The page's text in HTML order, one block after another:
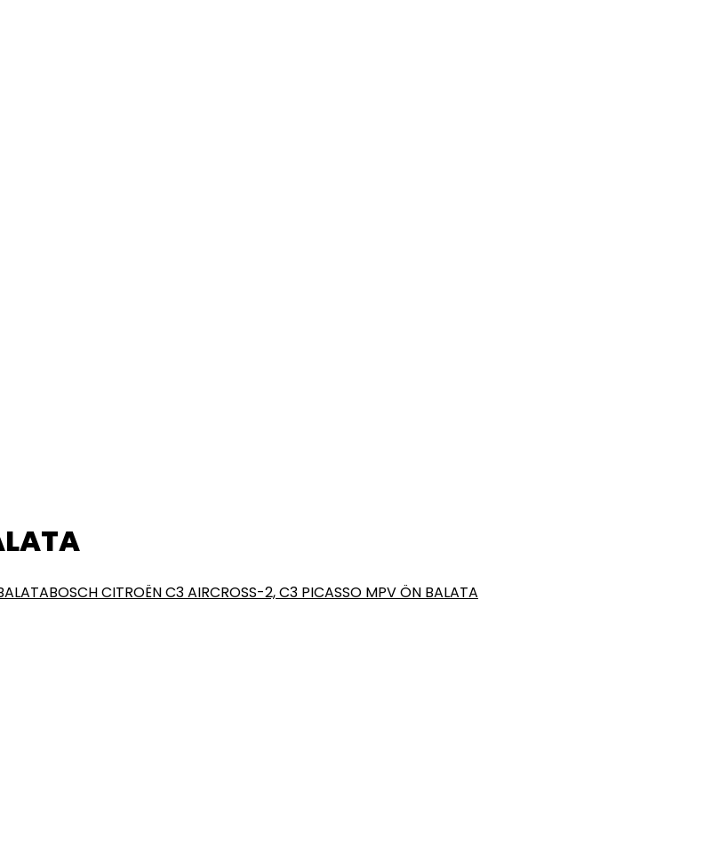
BOSCH CITROËN C3 AIRCROSS-2, C3 PICASSO MPV ÖN BALATA